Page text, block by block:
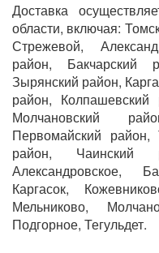
Доставка
области, включая:
Стрежевой,
район, Бакчарский
Зырянский район,
район,
Молчановский
Первомайский район,
район, Чаинский
Александровское,
Каргасок,
Мельниково,
Подгорное, Тегульдет.